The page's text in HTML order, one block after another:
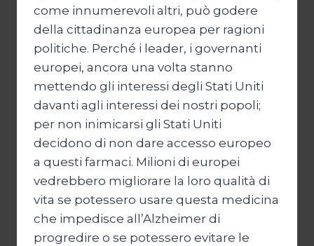
come innumerevoli altri, può godere
della cittadinanza europea per ragioni
politiche. Perché i leader, i governanti
europei, ancora una volta stanno
mettendo gli interessi degli Stati Uniti
davanti agli interessi dei nostri popoli;
per non inimicarsi gli Stati Uniti
decidono di non dare accesso europeo
a questi farmaci. Milioni di europei
vedrebbero migliorare la loro qualità di
vita se potessero usare questa medicina
che impedisce all’Alzheimer di
progredire o se potessero evitare le